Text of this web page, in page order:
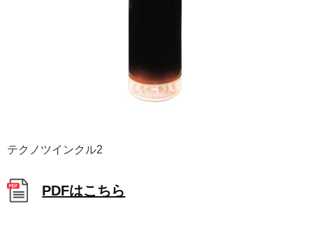
テクノツインクル2
PDFはこちら